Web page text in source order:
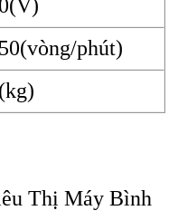
phút)
Thị Máy Bình